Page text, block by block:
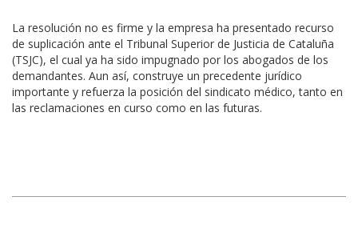
La resolución no es firme y la empresa ha presentado recurso
de suplicación ante el Tribunal Superior de Justicia de Cataluña
(TSJC), el cual ya ha sido impugnado por los abogados de los
demandantes. Aun así, construye un precedente jurídico
importante y refuerza la posición del sindicato médico, tanto en
las reclamaciones en curso como en las futuras.